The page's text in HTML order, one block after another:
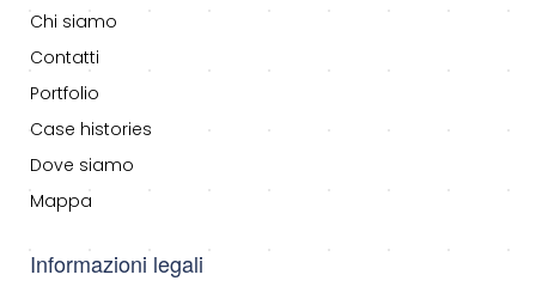
Chi siamo
Contatti
Portfolio
Case histories
Dove siamo
Mappa
Informazioni legali